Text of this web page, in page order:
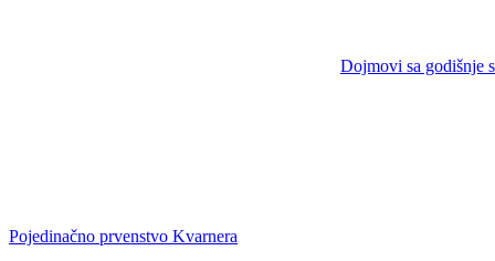
Dojmovi sa godišnje
Pojedinačno prvenstvo Kvarnera